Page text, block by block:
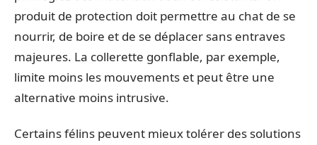
produit de protection doit permettre au chat de se
nourrir, de boire et de se déplacer sans entraves
majeures. La collerette gonflable, par exemple,
limite moins les mouvements et peut être une
alternative moins intrusive.
Certains félins peuvent mieux tolérer des solutions